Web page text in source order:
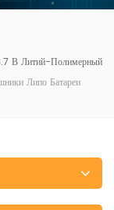
В Литий-Полимерный
Липо Батареи